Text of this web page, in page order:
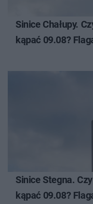
Sinice Chałupy.
kąpać 09.08?
Sinice Stegna.
kąpać 09.08?